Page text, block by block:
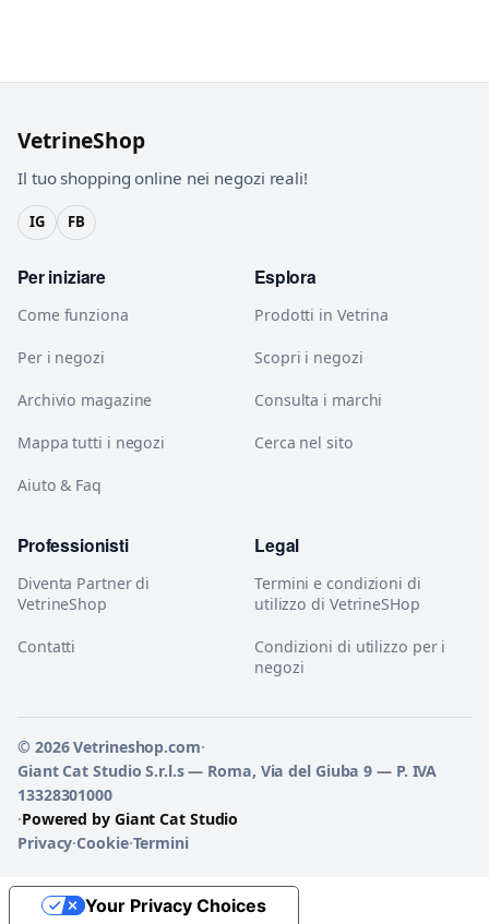
VetrineShop
Il tuo shopping online nei negozi reali!
IG FB
Per iniziare
Come funziona
Per i negozi
Archivio magazine
Mappa tutti i negozi
Aiuto & Faq
Esplora
Prodotti in Vetrina
Scopri i negozi
Consulta i marchi
Cerca nel sito
Professionisti
Diventa Partner di
VetrineShop
Contatti
Legal
Termini e condizioni di
utilizzo di VetrineSHop
Condizioni di utilizzo per i
negozi
© 2026 Vetrineshop.com·
Giant Cat Studio S.r.l.s — Roma, Via del Giuba 9 — P. IVA
13328301000
·Powered by Giant Cat Studio
Privacy·Cookie·Termini
Your Privacy Choices